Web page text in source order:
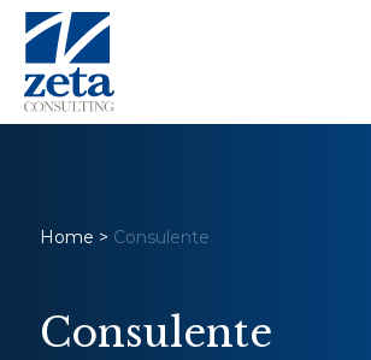
Home > Consulente
Consulente